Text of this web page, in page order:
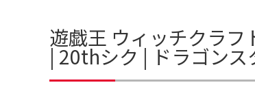
遊戯王 ウィッチクラ
| 20thシク | ドラゴン